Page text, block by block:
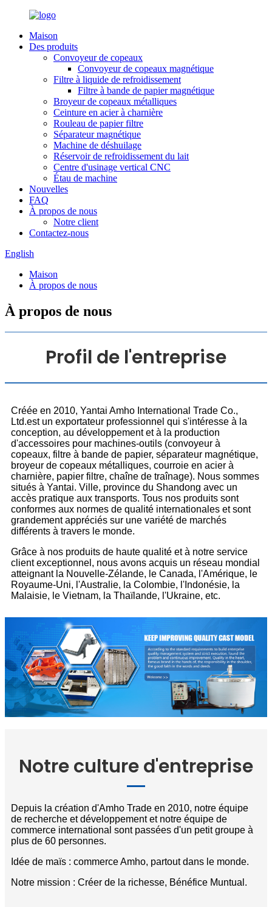
Maison
Des produits
Convoyeur de copeaux
Convoyeur de copeaux magnétique
Filtre à liquide de refroidissement
Filtre à bande de papier magnétique
Broyeur de copeaux métalliques
Ceinture en acier à charnière
Rouleau de papier filtre
Séparateur magnétique
Machine de déshuilage
Réservoir de refroidissement du lait
Centre d'usinage vertical CNC
Étau de machine
Nouvelles
FAQ
À propos de nous
Notre client
Contactez-nous
English
Maison
À propos de nous
À propos de nous
Profil de l'entreprise
Créée en 2010, Yantai Amho International Trade Co.,
Ltd.est un exportateur professionnel qui s'intéresse à la
conception, au développement et à la production
d'accessoires pour machines-outils (convoyeur à
copeaux, filtre à bande de papier, séparateur magnétique,
broyeur de copeaux métalliques, courroie en acier à
charnière, papier filtre, chaîne de traînage). Nous sommes
situés à Yantai. Ville, province du Shandong avec un
accès pratique aux transports. Tous nos produits sont
conformes aux normes de qualité internationales et sont
grandement appréciés sur une variété de marchés
différents à travers le monde.
Grâce à nos produits de haute qualité et à notre service
client exceptionnel, nous avons acquis un réseau mondial
atteignant la Nouvelle-Zélande, le Canada, l'Amérique, le
Royaume-Uni, l'Australie, la Colombie, l'Indonésie, la
Malaisie, le Vietnam, la Thaïlande, l'Ukraine, etc.
Notre culture d'entreprise
Depuis la création d'Amho Trade en 2010, notre équipe
de recherche et développement et notre équipe de
commerce international sont passées d'un petit groupe à
plus de 60 personnes.
Idée de maïs : commerce Amho, partout dans le monde.
Notre mission : Créer de la richesse, Bénéfice Muntual.